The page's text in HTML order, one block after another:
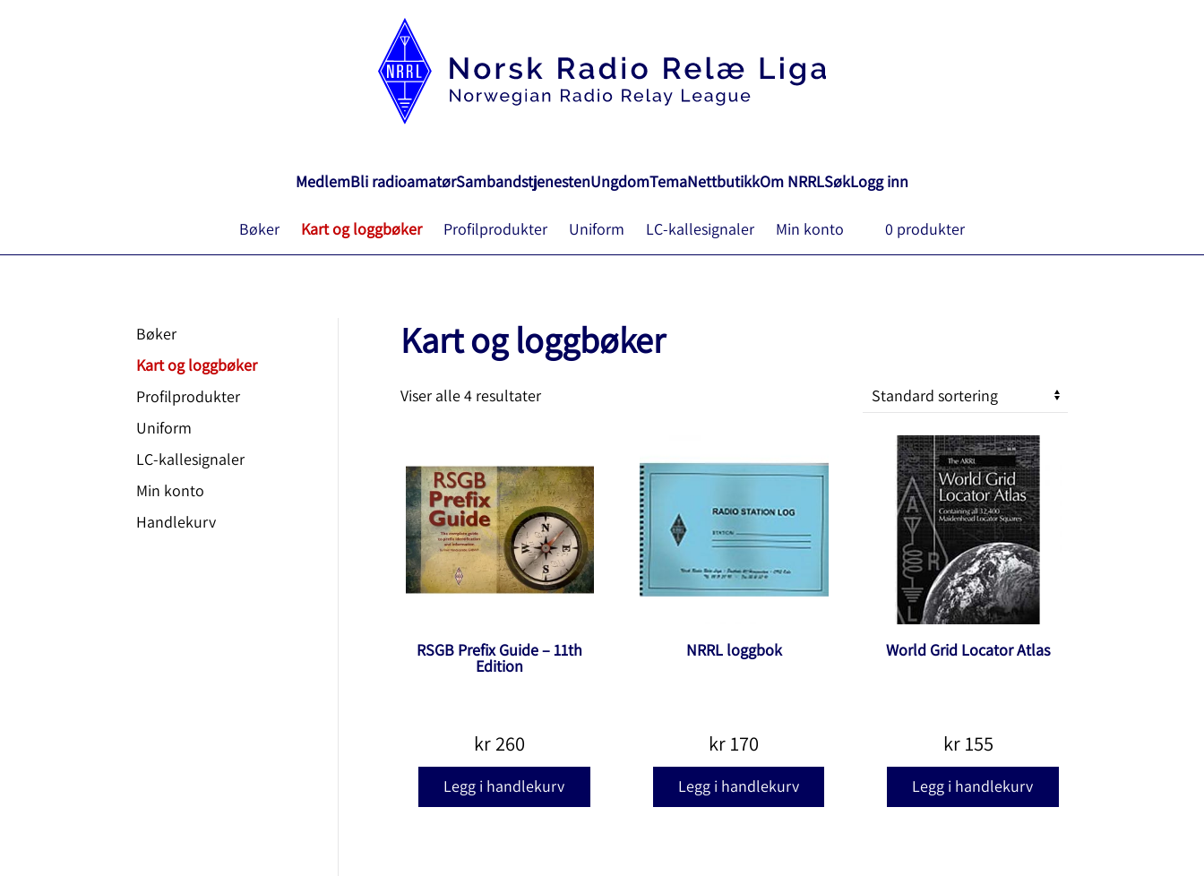
MedlemBli radioamatørSambandstjenestenUngdomTemaNettbutikkOm NRRLSøkLogg inn
Bøker Kart og loggbøker Profilprodukter Uniform LC-kallesignaler Min konto 0 produkter
Kart og loggbøker
Viser alle 4 resultater
RSGB Prefix Guide – 11th
Edition
kr 260
Legg i handlekurv
NRRL loggbok
kr 170
Legg i handlekurv
World Grid Locator Atlas
kr155
Legg i handlekurv
Bøker
Kart og loggbøker
Profilprodukter
Uniform
LC-kallesignaler
Min konto
Handlekurv